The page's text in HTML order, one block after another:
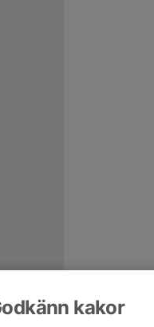
kakor